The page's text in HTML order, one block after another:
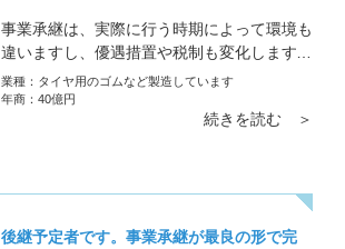
事業承継は、実際に行う時期によって環境も
違いますし、優遇措置や税制も変化します。
「どのくらいの期間」というのはあまりガチ
ガチに考えなくていいです
業種： タイヤ用のゴムなど製造しています
年商： 40億円
続きを読む ＞
後継予定者です。事業承継が最良の形で完